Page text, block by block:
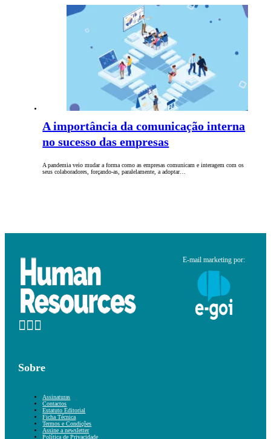
A importância da comunicação interna
no sucesso das empresas
A pandemia veio mudar a forma como as empresas comunicam e interagem com os
seus colaboradores, forçando-as, paralelamente, a adoptar…
E-mail marketing por:
Sobre
Assinaturas
Contactos
Estatuto Editorial
Ficha Técnica
Termos e Condições
Assine a newsletter
Política de Privacidade